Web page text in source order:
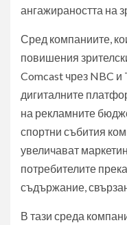
ангажираността на
Сред компаниите,
повишения
Comcast чрез NBC и
дигиталните
на рекламните
спортни събития
увеличават
потребителите
съдържание,
В тази среда